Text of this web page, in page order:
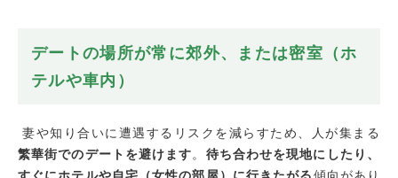
デートの場所が常に郊外、または密室（ホ
テルや車内）
妻や知り合いに遭遇するリスクを減らすため、人が集まる
繁華街でのデートを避けます。 待ち合わせを現地にしたり、
すぐにホテルや自宅（女性の部屋）に行きたがる傾向があり